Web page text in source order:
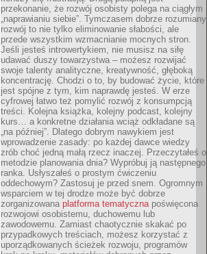
przekonanie, że rozwój osobisty polega na ciągłym
„naprawianiu siebie”. Tymczasem dobrze rozumiany
rozwój to nie tylko eliminowanie słabości, ale
przede wszystkim wzmacnianie mocnych stron.
Jeśli jesteś introwertykiem, nie musisz na siłę
udawać duszy towarzystwa – możesz rozwijać
swoje talenty analityczne, kreatywność, głęboką
koncentrację. Chodzi o to, by budować życie, które
jest spójne z tym, kim naprawdę jesteś. W erze
cyfrowej łatwo też pomylić rozwój z konsumpcją
treści. Kolejna książka, kolejny podcast, kolejny
kurs… a konkretne działania wciąż odkładane są
„na później”. Dlatego dobrym nawykiem jest
wprowadzenie zasady: po każdej dawce wiedzy
zrób choć jedną małą rzecz inaczej. Przeczytałeś o
metodzie planowania dnia? Wypróbuj ją następnego
ranka. Usłyszałeś o prostym ćwiczeniu
oddechowym? Zastosuj je przed snem. Ogromnym
wsparciem w tej drodze może być dobrze
zorganizowana platforma tematycznapoświęcona
rozwojowi osobistemu, duchowemu lub
zawodowemu. Zamiast chaotycznie skakać po
przypadkowych treściach, możesz korzystać z
uporządkowanych ścieżek rozwoju, programów